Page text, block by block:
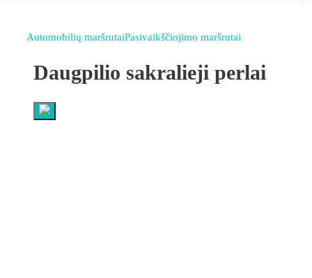
Automobilių maršrutaiPasivaikščiojimo maršrutai
Daugpilio sakralieji perlai